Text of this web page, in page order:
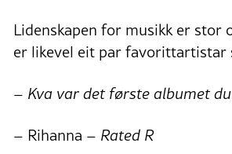
Lidenskapen for musikk er stor
er likevel eit par favorittartistar
– Kva var det første albumet
– Rihanna – Rated R